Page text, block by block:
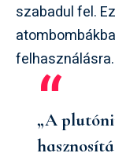
szabadul fel.
felhasználásra.
„A